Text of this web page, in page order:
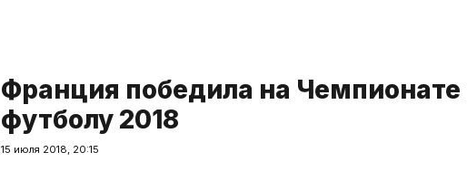
Франция победила на
футболу 2018
15 июля 2018, 20:15